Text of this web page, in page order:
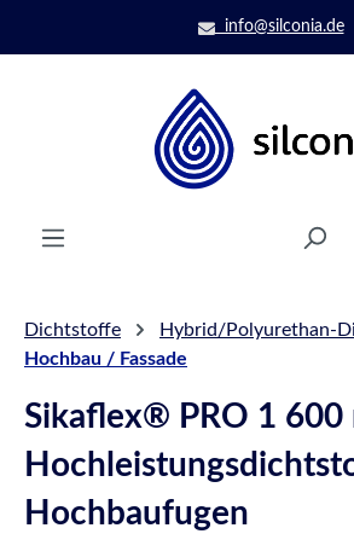
Zum Hauptinhalt springeninfo@silconia.de
Dichtstoffe
Hybrid/Polyurethan-
Hochbau / Fassade
Sikaflex® PRO 1 600
Hochbaufugen